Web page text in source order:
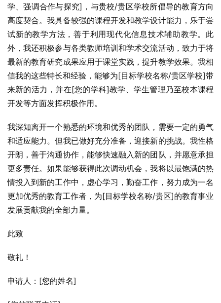
学、强调合作与探究]，与贵校/贵区学校所倡导的教育方向
高度契合。我具备较强的课程开发和教学设计能力，乐于尝
试新的教学方法，善于利用现代化信息技术辅助教学。此
外，我还积极参与各类教师培训和学术交流活动，致力于将
最新的教育研究成果应用于课堂实践，提升教学效果。我相
信我的这些特长和经验，能够为[目标学校名称/贵区学校]带
来新的活力，并在[您的学科]教学、学生管理乃至校本课程
开发等方面发挥积极作用。
我深知离开一个熟悉的环境和优秀的团队，需要一定的勇气
和适应能力。但我已做好充分准备，迎接新的挑战。我性格
开朗，善于沟通协作，能够快速融入新的团队，并愿意承担
更多责任。如果能够获得此次调动机会，我将以最饱满的热
情投入到新的工作中，虚心学习，勤奋工作，努力成为一名
更加优秀的教育工作者，为[目标学校名称/贵区]的教育事业
发展贡献我的全部力量。
此致
敬礼！
申请人：[您的姓名]